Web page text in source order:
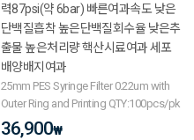
력87psi(약 6bar) 빠른여과속도 낮은
단백질흡착 높은단백질회수율 낮은추
출물 높은처리량 핵산시료여과 세포
배양배지여과
25mm PES Syringe Filter 0.22um with
Outer Ring and Printing QTY:100pcs/pk
36,900₩